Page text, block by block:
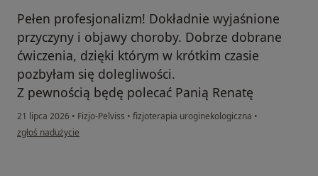
Pełen profesjonalizm! Dokładnie wyjaśnione
przyczyny i objawy choroby. Dobrze dobrane
ćwiczenia, dzięki którym w krótkim czasie
pozbyłam się dolegliwości.
Z pewnością będę polecać Panią Renatę
21 lipca 2026 • Fizjo-Pelviss • fizjoterapia uroginekologiczna •
w opinii użytkownika Karolina
zgłoś nadużycie